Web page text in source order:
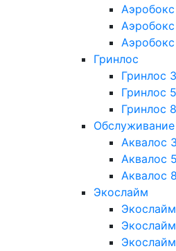
Гринлос
Гринлос 3
Гринлос 5
Гринлос 8
Аквалос 3
Аквалос 5
Аквалос 8
Экослайм